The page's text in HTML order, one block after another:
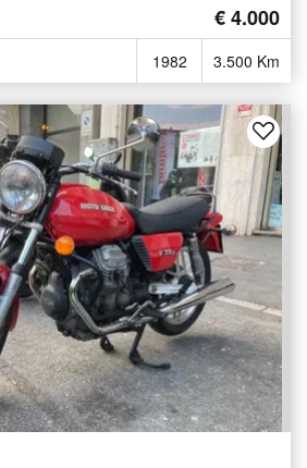
€ 4.000
1982 3.500 Km